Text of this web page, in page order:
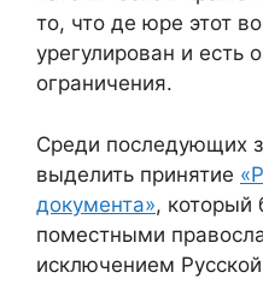
то, что де юре этот
урегулирован и есть
ограничения.
Среди последующих
выделить принятие
документа», который
поместными
исключением